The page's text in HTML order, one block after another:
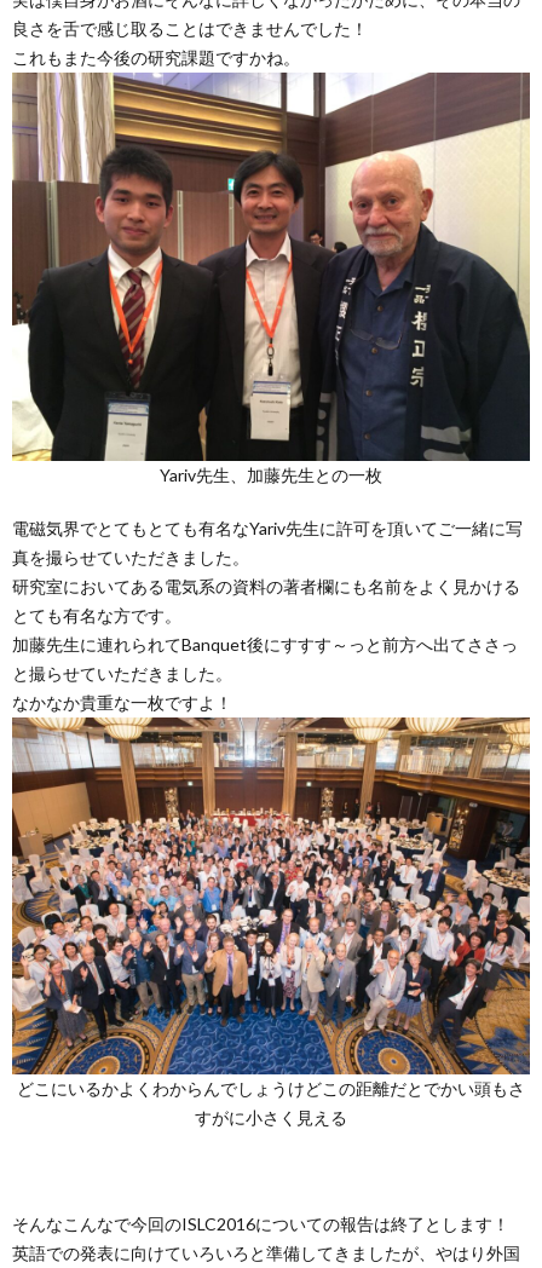
良さを舌で感じ取ることはできませんでした！
これもまた今後の研究課題ですかね。
Yariv先生、加藤先生との一枚
電磁気界でとてもとても有名なYariv先生に許可を頂いてご一緒に写
真を撮らせていただきました。
研究室においてある電気系の資料の著者欄にも名前をよく見かける
とても有名な方です。
加藤先生に連れられてBanquet後にすすす～っと前方へ出てささっ
と撮らせていただきました。
なかなか貴重な一枚ですよ！
どこにいるかよくわからんでしょうけどこの距離だとでかい頭もさ
すがに小さく見える
そんなこんなで今回のISLC2016についての報告は終了とします！
英語での発表に向けていろいろと準備してきましたが、やはり外国